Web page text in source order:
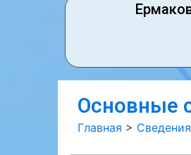
Основные
Главная >